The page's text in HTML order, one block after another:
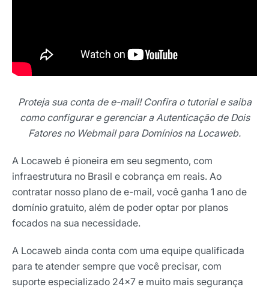
Proteja sua conta de e-mail! Confira o tutorial e saiba
como configurar e gerenciar a Autenticação de Dois
Fatores no Webmail para Domínios na Locaweb.
A Locaweb é pioneira em seu segmento, com
infraestrutura no Brasil e cobrança em reais. Ao
contratar nosso plano de e-mail, você ganha 1 ano de
domínio gratuito, além de poder optar por planos
focados na sua necessidade.
A Locaweb ainda conta com uma equipe qualificada
para te atender sempre que você precisar, com
suporte especializado 24×7 e muito mais segurança